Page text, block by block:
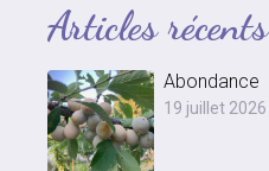
Articles récents
Abondance
19 juillet 2026